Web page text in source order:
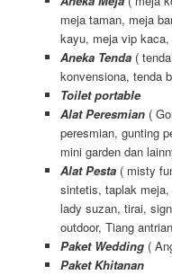
meja taman, meja
kayu, meja vip
Aneka Tenda( tenda
konvensiona, tenda
Toilet portable
Alat Peresmian(
peresmian, gunting
mini garden dan
Alat Pesta( misty
sintetis, taplak
lady suzan, tirai,
outdoor, Tiang
Paket Wedding(
Paket Khitanan